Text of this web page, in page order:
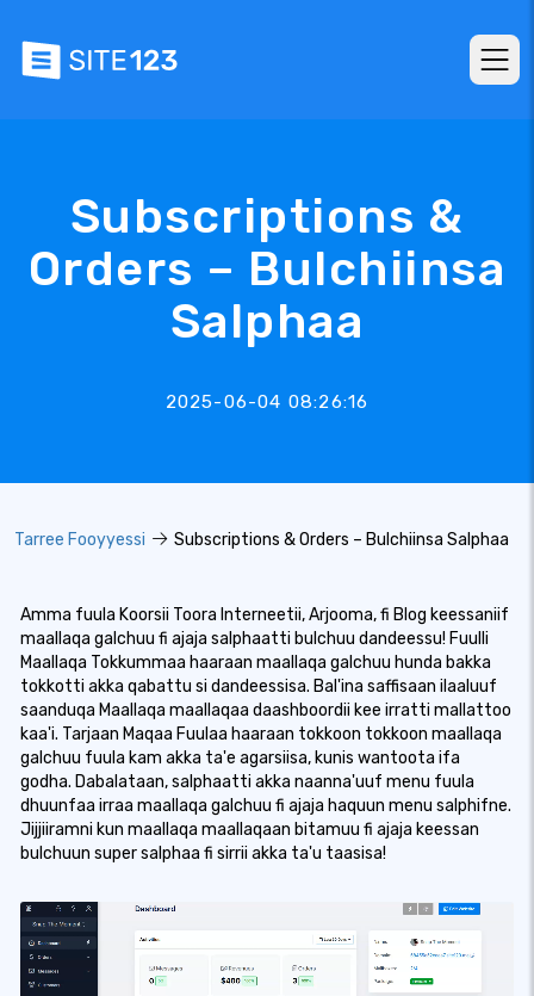
Subscriptions &
Orders – Bulchiinsa
Salphaa
2025-06-04 08:26:16
Tarree Fooyyessi Subscriptions & Orders – Bulchiinsa Salphaa
Amma fuula Koorsii Toora Interneetii, Arjooma, fi Blog keessaniif
maallaqa galchuu fi ajaja salphaatti bulchuu dandeessu! Fuulli
Maallaqa Tokkummaa haaraan maallaqa galchuu hunda bakka
tokkotti akka qabattu si dandeessisa. Bal'ina saffisaan ilaaluuf
saanduqa Maallaqa maallaqaa daashboordii kee irratti mallattoo
kaa'i. Tarjaan Maqaa Fuulaa haaraan tokkoon tokkoon maallaqa
galchuu fuula kam akka ta'e agarsiisa, kunis wantoota ifa
godha. Dabalataan, salphaatti akka naanna'uuf menu fuula
dhuunfaa irraa maallaqa galchuu fi ajaja haquun menu salphifne.
Jijjiiramni kun maallaqa maallaqaan bitamuu fi ajaja keessan
bulchuun super salphaa fi sirrii akka ta'u taasisa!